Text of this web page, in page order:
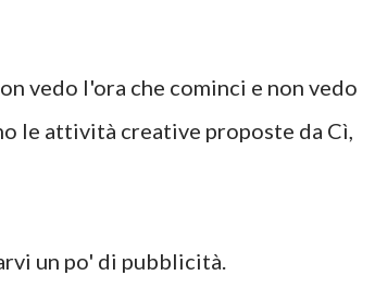
vedo l'ora che cominci e non vedo
le attività creative proposte da Cì,
un po' di pubblicità.